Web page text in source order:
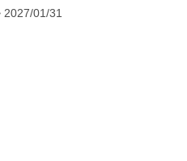
2027/01/31